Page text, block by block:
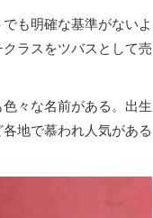
も明確な基準がないよ
ラスをツバスとして売
々な名前がある。出生
地で慕われ人気がある